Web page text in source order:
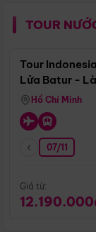
TOUR
Tour
Lửa Batur -
Hồ Chí Minh
07/11
Giá từ: